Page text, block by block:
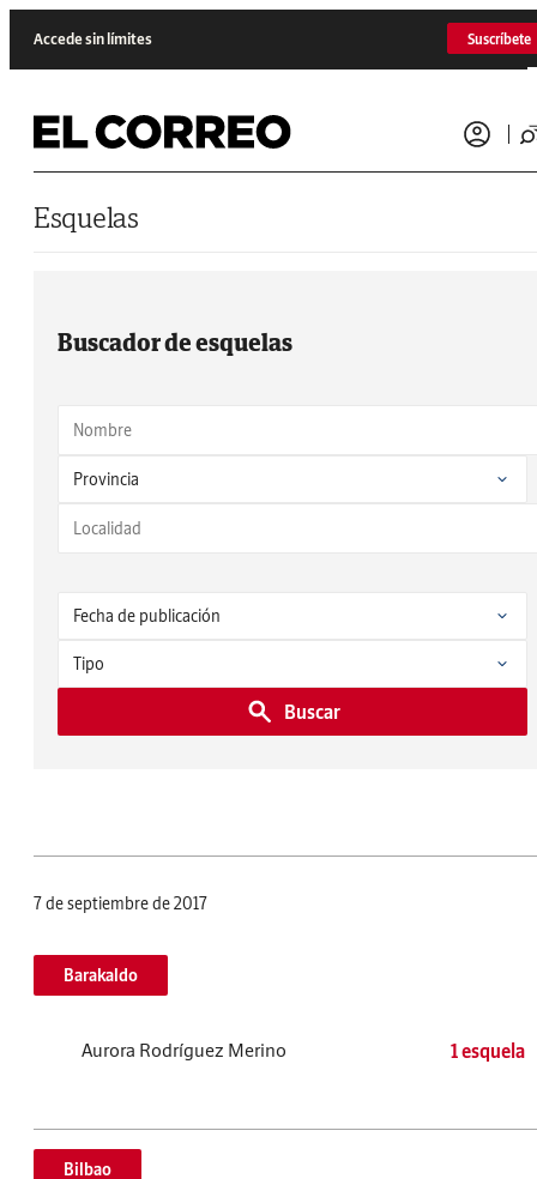
Accede sin límites Suscríbete
Esquelas
Buscador de esquelas
Buscar
7 de septiembre de 2017
Barakaldo
Aurora Rodríguez Merino 1 esquela
Bilbao